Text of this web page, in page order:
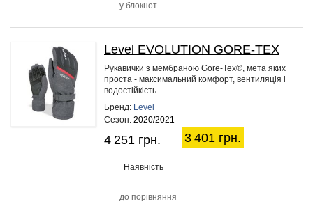
у блокнот
Level EVOLUTION GORE-TEX
Рукавички з мембраною Gore-Tex®, мета яких
проста - максимальний комфорт, вентиляція і
водостійкість.
Бренд: Level
Сезон: 2020/2021
4 251 грн. 3 401 грн.
Наявність
до порівняння